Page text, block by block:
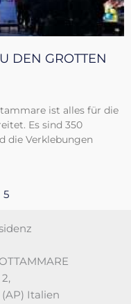
DEN GROTTEN
ist alles für die
Es sind 350
die Verklebungen
5
,
Italien